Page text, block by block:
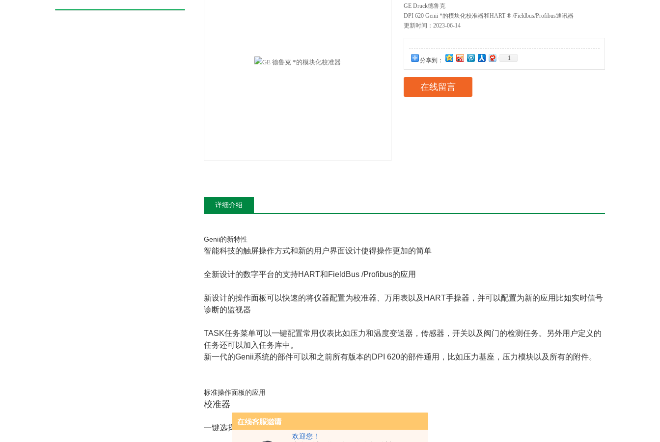
欢迎您！
GE Druck德鲁克
DPI 620 Genii *的模块化校准器和HART ® /Fieldbus/Profibus通讯器
更新时间：2023-06-14
分享到： 1
在线留言
详细介绍
Genii的新特性
智能科技的触屏操作方式和新的用户界面设计使得操作更加的简单
全新设计的数字平台的支持HART和FieldBus /Profibus的应用
新设计的操作面板可以快速的将仪器配置为校准器、万用表以及HART手操器，并可以配置为新的应用比如实时信号
诊断的监视器
TASK任务菜单可以一键配置常用仪表比如压力和温度变送器，传感器，开关以及阀门的检测任务。另外用户定义的
任务还可以加入任务库中。
新一代的Genii系统的部件可以和之前所有版本的DPI 620的部件通用，比如压力基座，压力模块以及所有的附件。
标准操作面板的应用
校准器
一键选择常用任务，比如压力到电流的检测压力变送器任务